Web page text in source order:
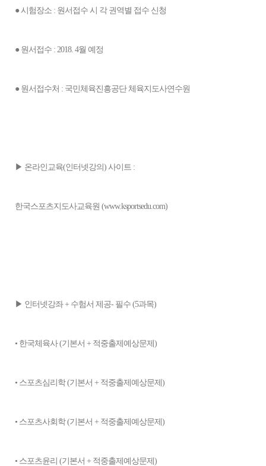
● 시험장소 : 원서접수 시 각 권역별 접수 신청
● 원서접수 : 2018. 4월 예정
● 원서접수처 : 국민체육진흥공단 체육지도사연수원
▶ 온라인교육(인터넷강의) 사이트 :
​한국스포츠지도사교육원 (www.ksportsedu.com)
▶ 인터넷강좌 + 수험서 제공- 필수 (5과목)
• 한국체육사 (기본서 + 적중출제예상문제)
• 스포츠심리학 (기본서 + 적중출제예상문제)
• 스포츠사회학 (기본서 + 적중출제예상문제)
• 스포츠윤리 (기본서 + 적중출제예상문제)